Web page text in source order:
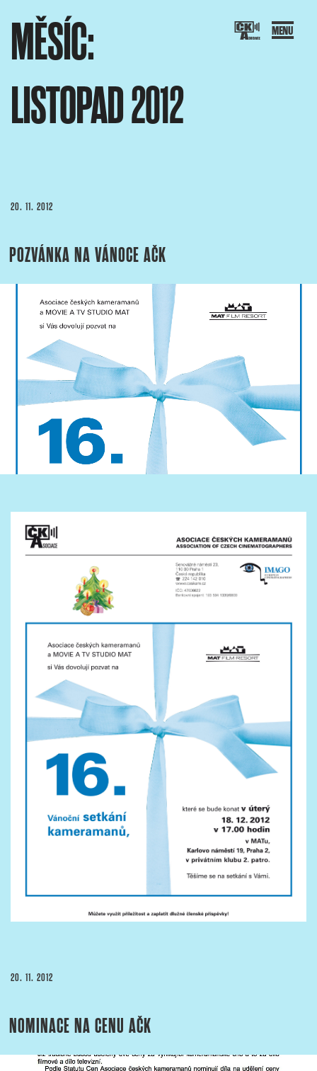
obsahu
ČESKÝCH KAMERAMANŮ
portál Asociace českých kameramanů
MĚSÍC:
LISTOPAD 2012
PUBLIKOVÁNO
20. 11. 2012
POZVÁNKA NA VÁNOCE AČK
PUBLIKOVÁNO
20. 11. 2012
NOMINACE NA CENU AČK